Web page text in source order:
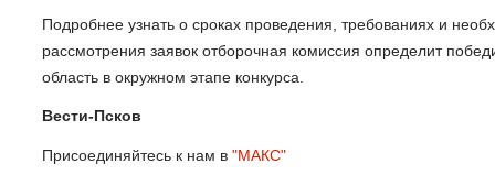
Подробнее узнать о сроках проведения, требованиях и
рассмотрения заявок отборочная комиссия определит
область в окружном этапе конкурса.
Вести-Псков
Присоединяйтесь к нам в "МАКС"